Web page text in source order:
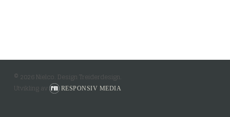
© 2026 Nielco. Design Treiderdesign.
Utvikling av
RESPONSIV MEDIA